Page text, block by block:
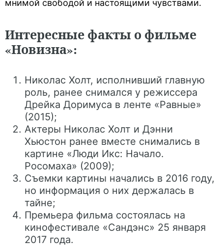
мнимой свободой и настоящими чувствами.
Интересные факты о фильме
«Новизна»:
Николас Холт, исполнивший главную
роль, ранее снимался у режиссера
Дрейка Доримуса в ленте «Равные»
(2015);
Актеры Николас Холт и Дэнни
Хьюстон ранее вместе снимались в
картине «Люди Икс: Начало.
Росомаха» (2009);
Съемки картины начались в 2016 году,
но информация о них держалась в
тайне;
Премьера фильма состоялась на
кинофестивале «Сандэнс» 25 января
2017 года.